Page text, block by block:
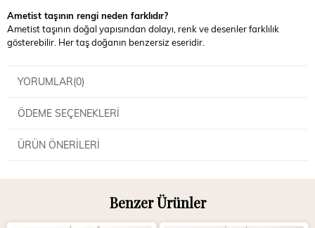
Ametist taşının rengi neden farklıdır?
Ametist taşının doğal yapısından dolayı, renk ve desenler farklılık
gösterebilir. Her taş doğanın benzersiz eseridir.
YORUMLAR(0)
ÖDEME SEÇENEKLERI
ÜRÜN ÖNERILERI
Benzer Ürünler